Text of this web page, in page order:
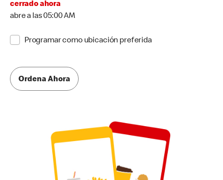
cerrado ahora
abre a las 05:00 AM
Programar como ubicación preferida
Ordena Ahora